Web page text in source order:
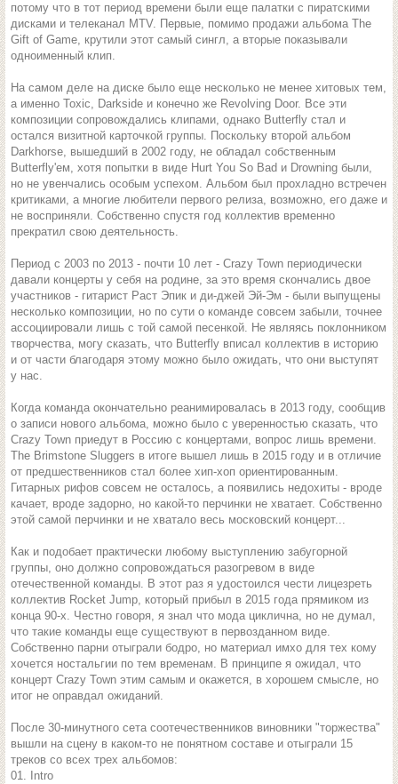
потому что в тот период времени были еще палатки с пиратскими
дисками и телеканал MTV. Первые, помимо продажи альбома The
Gift of Game, крутили этот самый сингл, а вторые показывали
одноименный клип.
На самом деле на диске было еще несколько не менее хитовых тем,
а именно Toxic, Darkside и конечно же Revolving Door. Все эти
композиции сопровождались клипами, однако Butterfly стал и
остался визитной карточкой группы. Поскольку второй альбом
Darkhorse, вышедший в 2002 году, не обладал собственным
Butterfly'ем, хотя попытки в виде Hurt You So Bad и Drowning были,
но не увенчались особым успехом. Альбом был прохладно встречен
критиками, а многие любители первого релиза, возможно, его даже и
не восприняли. Собственно спустя год коллектив временно
прекратил свою деятельность.
Период с 2003 по 2013 - почти 10 лет - Crazy Town периодически
давали концерты у себя на родине, за это время скончались двое
участников - гитарист Раст Эпик и ди-джей Эй-Эм - были выпущены
несколько композиции, но по сути о команде совсем забыли, точнее
ассоциировали лишь с той самой песенкой. Не являясь поклонником
творчества, могу сказать, что Butterfly вписал коллектив в историю
и от части благодаря этому можно было ожидать, что они выступят
у нас.
Когда команда окончательно реанимировалась в 2013 году, сообщив
о записи нового альбома, можно было с уверенностью сказать, что
Crazy Town приедут в Россию с концертами, вопрос лишь времени.
The Brimstone Sluggers в итоге вышел лишь в 2015 году и в отличие
от предшественников стал более хип-хоп ориентированным.
Гитарных рифов совсем не осталось, а появились недохиты - вроде
качает, вроде задорно, но какой-то перчинки не хватает. Собственно
этой самой перчинки и не хватало весь московский концерт...
Как и подобает практически любому выступлению забугорной
группы, оно должно сопровождаться разогревом в виде
отечественной команды. В этот раз я удостоился чести лицезреть
коллектив Rocket Jump, который прибыл в 2015 года прямиком из
конца 90-х. Честно говоря, я знал что мода циклична, но не думал,
что такие команды еще существуют в первозданном виде.
Собственно парни отыграли бодро, но материал имхо для тех кому
хочется ностальгии по тем временам. В принципе я ожидал, что
концерт Crazy Town этим самым и окажется, в хорошем смысле, но
итог не оправдал ожиданий.
После 30-минутного сета соотечественников виновники "торжества"
вышли на сцену в каком-то не понятном составе и отыграли 15
треков со всех трех альбомов:
01. Intro